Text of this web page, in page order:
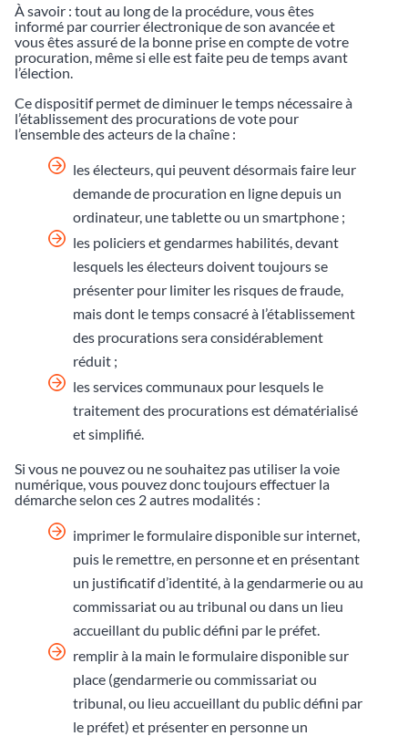
À savoir : tout au long de la procédure, vous êtes
informé par courrier électronique de son avancée et
vous êtes assuré de la bonne prise en compte de votre
procuration, même si elle est faite peu de temps avant
l’élection.
Ce dispositif permet de diminuer le temps nécessaire à
l’établissement des procurations de vote pour
l’ensemble des acteurs de la chaîne :
les électeurs, qui peuvent désormais faire leur
demande de procuration en ligne depuis un
ordinateur, une tablette ou un smartphone ;
les policiers et gendarmes habilités, devant
lesquels les électeurs doivent toujours se
présenter pour limiter les risques de fraude,
mais dont le temps consacré à l’établissement
des procurations sera considérablement
réduit ;
les services communaux pour lesquels le
traitement des procurations est dématérialisé
et simplifié.
Si vous ne pouvez ou ne souhaitez pas utiliser la voie
numérique, vous pouvez donc toujours effectuer la
démarche selon ces 2 autres modalités :
imprimer le formulaire disponible sur internet,
puis le remettre, en personne et en présentant
un justificatif d’identité, à la gendarmerie ou au
commissariat ou au tribunal ou dans un lieu
accueillant du public défini par le préfet.
remplir à la main le formulaire disponible sur
place (gendarmerie ou commissariat ou
tribunal, ou lieu accueillant du public défini par
le préfet) et présenter en personne un